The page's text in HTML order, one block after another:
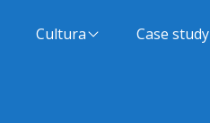
Cultura Case study